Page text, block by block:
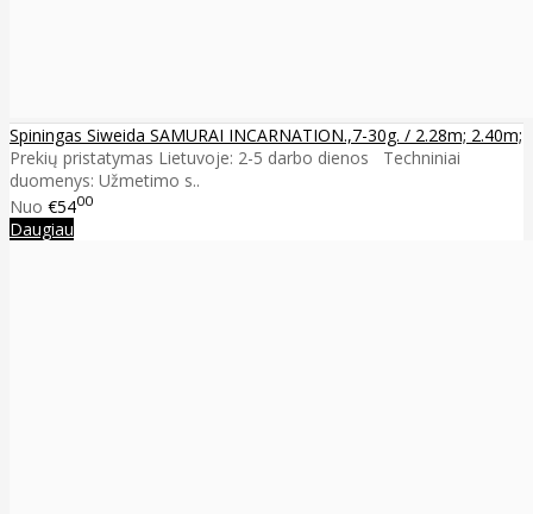
Spiningas Siweida SAMURAI INCARNATION.,7-30g. / 2.28m; 2.40m;
Prekių pristatymas Lietuvoje: 2-5 darbo dienos Techniniai
duomenys: Užmetimo s..
Nuo €5400
Daugiau